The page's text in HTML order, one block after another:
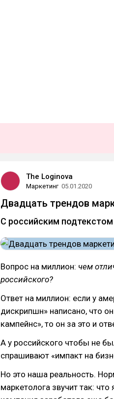
The Loginova
Маркетинг 05.01.2020
Двадцать трендов
С российским подтекстом
Вопрос на миллион: чем
российского?
Ответ на миллион: если у
дискрипшн» написано, что
кампейнс», то он за это и
А у российского чтобы не
спрашивают «импакт на
Но это наша реальность.
маркетолога звучит так: